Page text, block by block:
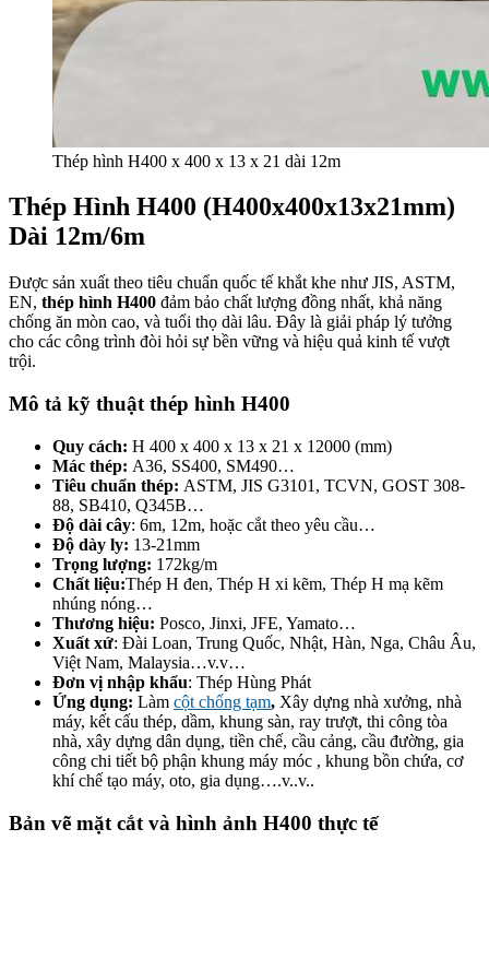
Thép hình H400 x 400 x 13 x 21 dài 12m
Thép Hình H400 (H400x400x13x21mm)
Dài 12m/6m
Được sản xuất theo tiêu chuẩn quốc tế khắt khe như JIS, ASTM,
EN, thép hình H400 đảm bảo chất lượng đồng nhất, khả năng
chống ăn mòn cao, và tuổi thọ dài lâu. Đây là giải pháp lý tưởng
cho các công trình đòi hỏi sự bền vững và hiệu quả kinh tế vượt
trội.
Mô tả kỹ thuật thép hình H400
Quy cách: H 400 x 400 x 13 x 21 x 12000 (mm)
Mác thép: A36, SS400, SM490…
Tiêu chuẩn thép: ASTM, JIS G3101, TCVN, GOST 308-
88, SB410, Q345B…
Độ dài cây: 6m, 12m, hoặc cắt theo yêu cầu…
Độ dày ly: 13-21mm
Trọng lượng: 172kg/m
Chất liệu:Thép H đen, Thép H xi kẽm, Thép H mạ kẽm
nhúng nóng…
Thương hiệu: Posco, Jinxi, JFE, Yamato…
Xuất xứ: Đài Loan, Trung Quốc, Nhật, Hàn, Nga, Châu Âu,
Việt Nam, Malaysia…v.v…
Đơn vị nhập khẩu: Thép Hùng Phát
Ứng dụng: Làm cột chống tạm, Xây dựng nhà xưởng, nhà
máy, kết cấu thép, dầm, khung sàn, ray trượt, thi công tòa
nhà, xây dựng dân dụng, tiền chế, cầu cảng, cầu đường, gia
công chi tiết bộ phận khung máy móc , khung bồn chứa, cơ
khí chế tạo máy, oto, gia dụng….v..v..
Bản vẽ mặt cắt và hình ảnh H400 thực tế